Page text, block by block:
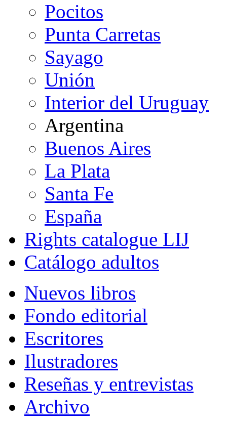
Pocitos
Punta Carretas
Sayago
Unión
Interior del Uruguay
Argentina
Buenos Aires
La Plata
Santa Fe
España
Rights catalogue LIJ
Catálogo adultos
Nuevos libros
Fondo editorial
Escritores
Ilustradores
Reseñas y entrevistas
Archivo